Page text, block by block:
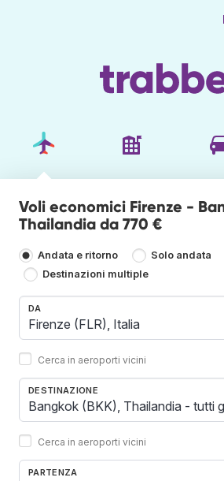
Voli economici Firenze -
Thailandia da 770 €
Andata e ritorno
Solo andata
Destinazioni multiple
DA
Cerca in aeroporti vicini
DESTINAZIONE
Cerca in aeroporti vicini
PARTENZA